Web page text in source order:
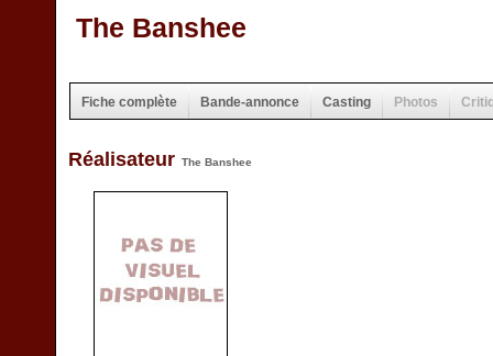
The Banshee
Fiche complète Bande-annonce Casting Photos
Réalisateur The Banshee